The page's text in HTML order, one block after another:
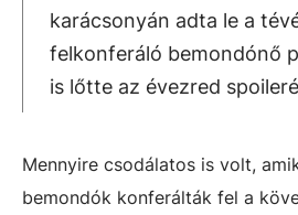
karácsonyán adta le a
felkonferáló bemondónő
is lőtte az évezred
Mennyire csodálatos is volt,
bemondók konferálták fel a